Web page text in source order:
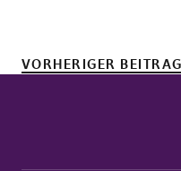
VORHERIGER BEITRAG